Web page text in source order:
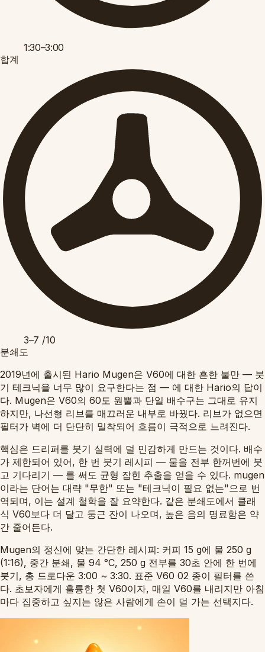
1:30–3:00
합계
3–7 /10
분쇄도
2019년에 출시된 Hario Mugen은 V60에 대한 흔한 불만 — 붓
기 테크닉을 너무 많이 요구한다는 점 — 에 대한 Hario의 답이
다. Mugen은 V60의 60도 원뿔과 단일 배수구는 그대로 유지
하지만, 나선형 리브를 매끄러운 내부로 바꿨다. 리브가 없으면
필터가 벽에 더 단단히 밀착되어 흐름이 극적으로 느려진다.
핵심은 드리퍼를 붓기 실력에 덜 민감하게 만드는 것이다. 배수
가 제한되어 있어, 한 번 붓기 레시피 — 물을 전부 한꺼번에 붓
고 기다리기 — 를 써도 균형 잡힌 추출을 얻을 수 있다. mugen
이라는 단어는 대략 "무한" 또는 "테크닉이 필요 없는"으로 번
역되며, 이는 설계 철학을 잘 요약한다. 같은 분쇄도에서 클래
식 V60보다 더 달고 둥근 잔이 나오며, 높은 음의 명료함은 약
간 줄어든다.
Mugen의 정신에 맞는 간단한 레시피: 커피 15 g에 물 250 g
(1:16), 중간 분쇄, 물 94 °C, 250 g 전부를 30초 안에 한 번에
붓기, 총 드로다운 3:00 ~ 3:30. 표준 V60 02 종이 필터를 쓴
다. 초보자에게 훌륭한 첫 V60이자, 매일 V60를 내리지만 아침
마다 집중하고 싶지는 않은 사람에게 손이 덜 가는 선택지다.